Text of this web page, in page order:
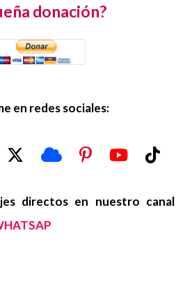
donación?
en redes sociales:
directos en nuestro canal